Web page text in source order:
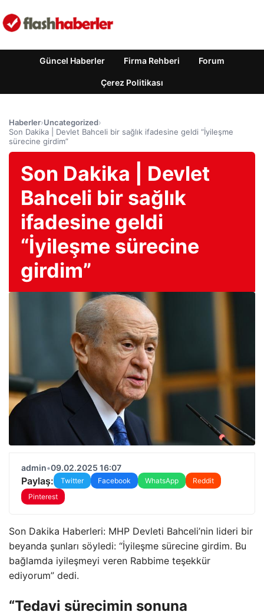
Güncel Haberler Firma Rehberi Forum
Çerez Politikası
Haberler›Uncategorized›
Son Dakika | Devlet Bahceli bir sağlık ifadesine geldi “İyileşme
sürecine girdim”
Son Dakika | Devlet
Bahceli bir sağlık
ifadesine geldi
“İyileşme sürecine
girdim”
admin•09.02.2025 16:07
Paylaş: Twitter Facebook WhatsApp
Reddit
Pinterest
Son Dakika Haberleri: MHP Devleti Bahceli’nin lideri bir
beyanda şunları söyledi: “İyileşme sürecine girdim. Bu
bağlamda iyileşmeyi veren Rabbime teşekkür
ediyorum” dedi.
“Tedavi sürecimin sonuna